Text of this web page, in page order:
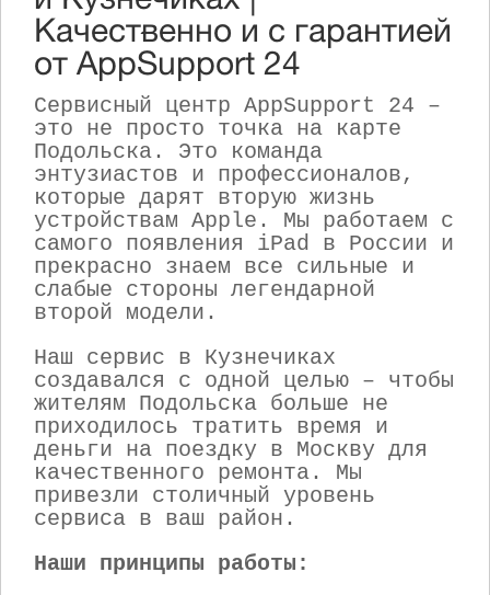
Качественно и с гарантией
от AppSupport 24
Сервисный центр AppSupport 24 –
это не просто точка на карте
Подольска. Это команда
энтузиастов и профессионалов,
которые дарят вторую жизнь
устройствам Apple. Мы работаем с
самого появления iPad в России и
прекрасно знаем все сильные и
слабые стороны легендарной
второй модели.
Наш сервис в Кузнечиках
создавался с одной целью – чтобы
жителям Подольска больше не
приходилось тратить время и
деньги на поездку в Москву для
качественного ремонта. Мы
привезли столичный уровень
сервиса в ваш район.
Наши принципы работы: